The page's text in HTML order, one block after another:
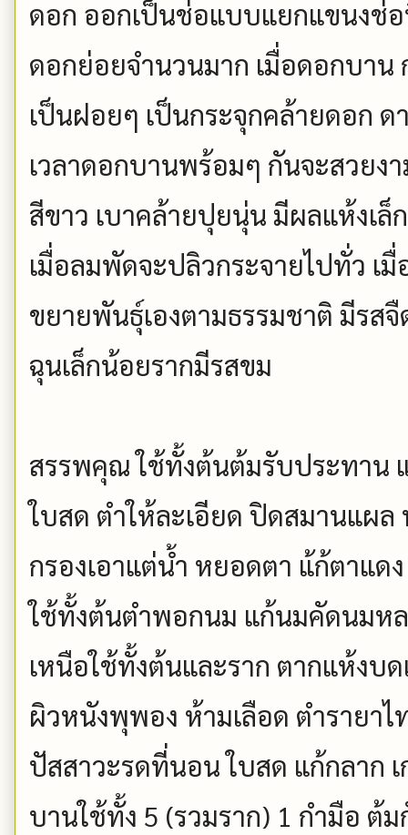
ดอก ออกเป็นช่อแบบแยกแขนงช่
ดอกย่อยจำนวนมาก เมื่อดอกบา
เป็นฝอยๆ เป็นกระจุกคล้ายดอก ด
เวลาดอกบานพร้อมๆ กันจะสวยง
สีขาว เบาคล้ายปุยนุ่น มีผลแห้งเ
เมื่อลมพัดจะปลิวกระจายไปทั่ว เ
ขยายพันธุ์เองตามธรรมชาติ มีรส
ฉุนเล็กน้อยรากมีรสขม
สรรพคุณ ใช้ทั้งต้นต้มรับประทาน
ใบสด ตำให้ละเอียด ปิดสมานแผ
กรองเอาแต่น้ำ หยอดตา แ้ก้ตาแ
ใช้ทั้งต้นตำพอกนม แก้นมคัดนมห
เหนือใช้ทั้งต้นและราก ตากแห้งบ
ผิวหนังพุพอง ห้ามเลือด ตำรายา
ปัสสาวะรดที่นอน ใบสด แก้กลาก
บานใช้ทั้ง 5 (รวมราก) 1 กำมือ ต้